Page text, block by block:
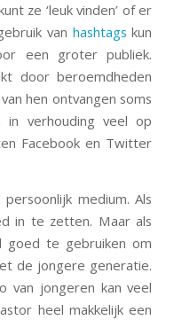
ze ‘leuk vinden’ of er
van hashtags kun
een groter publiek.
door beroemdheden
hen ontvangen soms
in verhouding veel op
Facebook en Twitter
medium. Als
in te zetten. Maar als
te gebruiken om
de jongere generatie.
van jongeren kan veel
heel makkelijk een